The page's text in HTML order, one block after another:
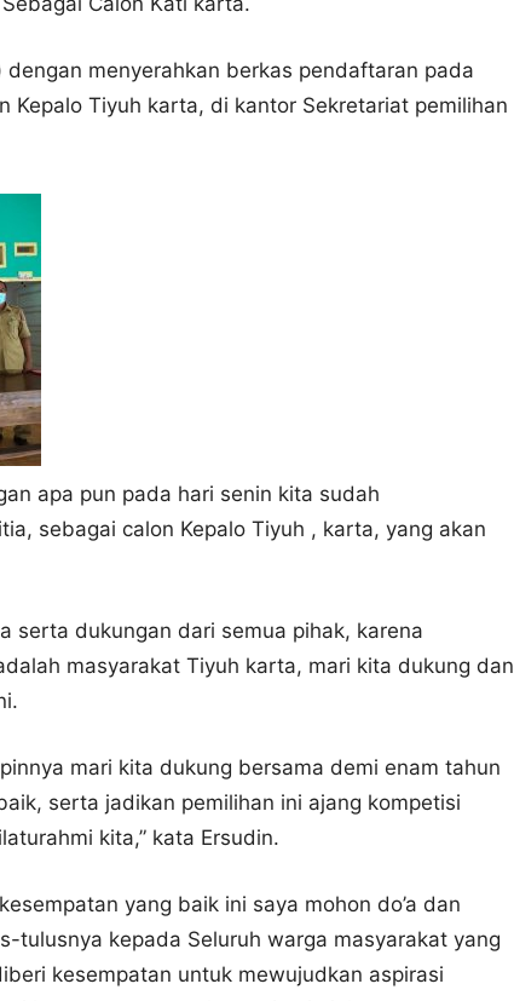
menyerahkan berkas pendaftaran pada
Kepalo Tiyuh karta, di kantor Sekretariat pemilihan
apa pun pada hari senin kita sudah
sebagai calon Kepalo Tiyuh , karta, yang akan
serta dukungan dari semua pihak, karena
masyarakat Tiyuh karta, mari kita dukung dan
mari kita dukung bersama demi enam tahun
serta jadikan pemilihan ini ajang kompetisi
kita,” kata Ersudin.
yang baik ini saya mohon do’a dan
tulusnya kepada Seluruh warga masyarakat yang
kesempatan untuk mewujudkan aspirasi